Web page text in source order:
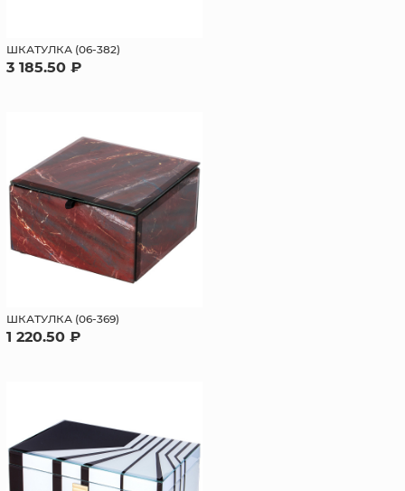
ШКАТУЛКА (06-382)
3 185.50 ₽
ШКАТУЛКА (06-369)
1 220.50 ₽